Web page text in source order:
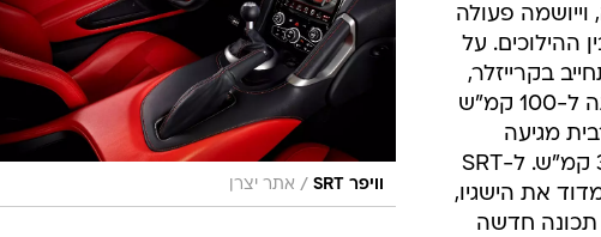
וויפר SRT / אתר יצרן
וייושמה פעולה
ההילוכים. על
בקרייזלר,
אולם בארה"ב מעריכים כי תאוצתה ל-100 קמ"ש
מגיעה
ל-206 מיילים לשעה, שהם כ-331 קמ"ש. ל-SRT
את הישגיו,
תכונה חדשה